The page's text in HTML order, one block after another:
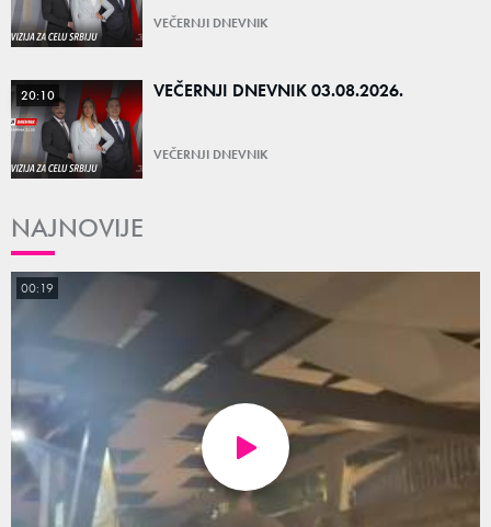
VEČERNJI DNEVNIK
20:10 VEČERNJI DNEVNIK 03.08.2026.
VEČERNJI DNEVNIK
NAJNOVIJE
00:19